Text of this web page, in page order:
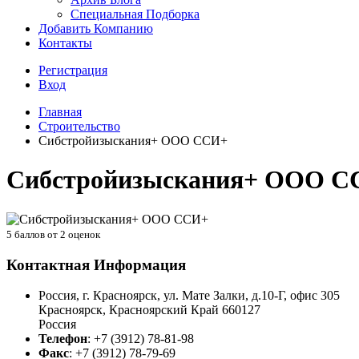
Специальная Подборка
Добавить Компанию
Контакты
Регистрация
Вход
Главная
Строительство
Сибстройизыскания+ ООО ССИ+
Сибстройизыскания+ ООО
5 баллов от 2 оценок
Контактная Информация
Россия, г. Красноярск, ул. Мате Залки, д.10-Г, офис 305
Красноярск, Красноярский Край 660127
Россия
Телефон: +7 (3912) 78-81-98
Факс: +7 (3912) 78-79-69